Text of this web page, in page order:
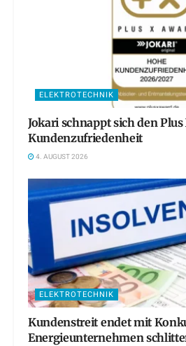
ELEKTROTECHNIK
Jokari schnappt sich den
Kundenzufriedenheit
4. AUGUST 2026
ELEKTROTECHNIK
Kundenstreit endet mit
Energieunternehmen